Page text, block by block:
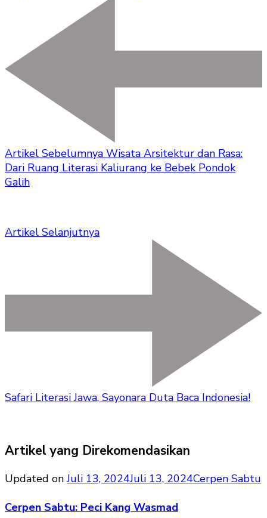
Artikel Sebelumnya Wisata Arsitektur dan Rasa:
Dari Ruang Literasi Kaliurang ke Bebek Pondok
Galih
Artikel Selanjutnya
Safari Literasi Jawa, Sayonara Duta Baca Indonesia!
Artikel yang Direkomendasikan
Updated onJuli 13, 2024Juli 13, 2024Cerpen Sabtu
Cerpen Sabtu: Peci Kang Wasmad